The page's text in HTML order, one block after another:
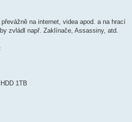
na internet, videa apod. a na hrací
zvládl např. Zaklínače, Assassiny, atd.
1TB